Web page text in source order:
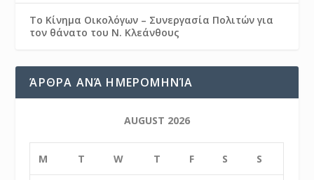
Το Κίνημα Οικολόγων – Συνεργασία Πολιτών για
τον θάνατο του Ν. Κλεάνθους
ΆΡΘΡΑ ΑΝΆ ΗΜΕΡΟΜΗΝΊΑ
AUGUST 2026
M T W T F S S